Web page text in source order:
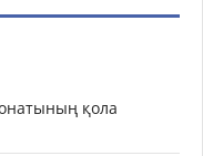
қола